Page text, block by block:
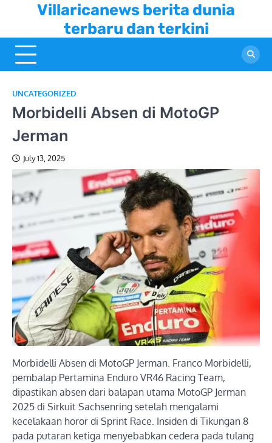
content
Villaricanews berita dunia
terbaru dan terkini
UNCATEGORIZED
Morbidelli Absen di MotoGP
Jerman
July 13, 2025
Morbidelli Absen di MotoGP Jerman. Franco Morbidelli,
pembalap Pertamina Enduro VR46 Racing Team,
dipastikan absen dari balapan utama MotoGP Jerman
2025 di Sirkuit Sachsenring setelah mengalami
kecelakaan horor di Sprint Race. Insiden di Tikungan 8
pada putaran ketiga menyebabkan cedera pada tulang